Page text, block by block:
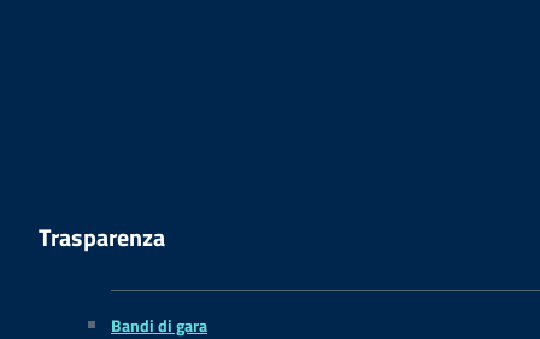
Trasparenza
Bandi di gara